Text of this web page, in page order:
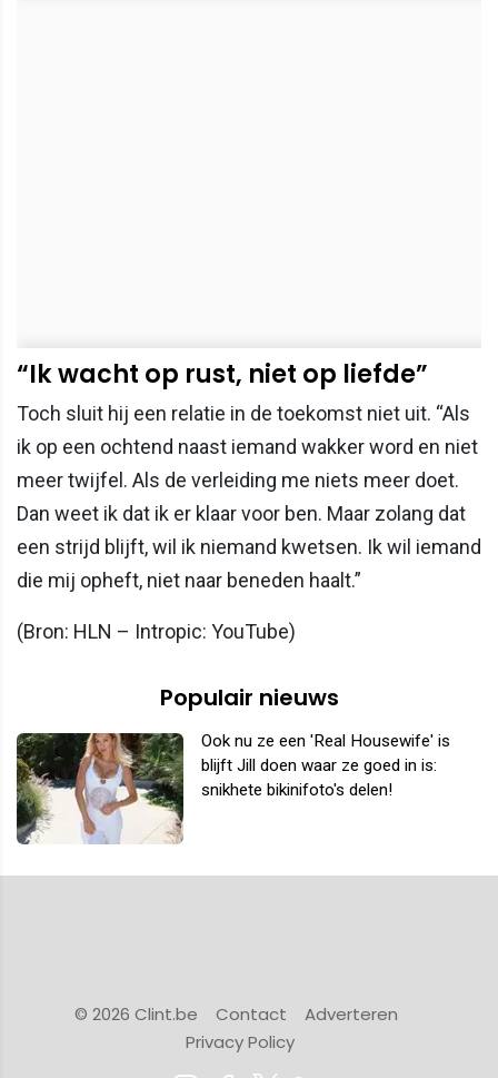
“Ik wacht op rust, niet op liefde”
Toch sluit hij een relatie in de toekomst niet uit. “Als
ik op een ochtend naast iemand wakker word en niet
meer twijfel. Als de verleiding me niets meer doet.
Dan weet ik dat ik er klaar voor ben. Maar zolang dat
een strijd blijft, wil ik niemand kwetsen. Ik wil iemand
die mij opheft, niet naar beneden haalt.”
(Bron: HLN – Intropic: YouTube)
Populair nieuws
Ook nu ze een 'Real Housewife' is
blijft Jill doen waar ze goed in is:
snikhete bikinifoto's delen!
© 2026 Clint.be Contact
Adverteren
Privacy Policy